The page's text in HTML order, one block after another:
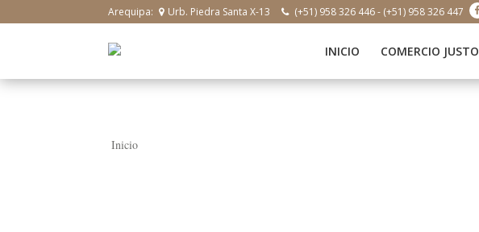
Arequipa: Urb. Piedra Santa X-13 (+51) 958 326 446 - (+51) 958 326 447
INICIO COMERCIO JUSTO
Inicio